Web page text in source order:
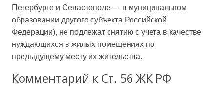
Петербурге и Севастополе — в муниципальном
образовании другого субъекта Российской
Федерации), не подлежат снятию с учета в качестве
нуждающихся в жилых помещениях по
предыдущему месту их жительства.
Комментарий к Ст. 56 ЖК РФ